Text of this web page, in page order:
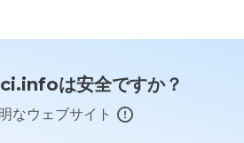
は安全ですか？
なウェブサイト